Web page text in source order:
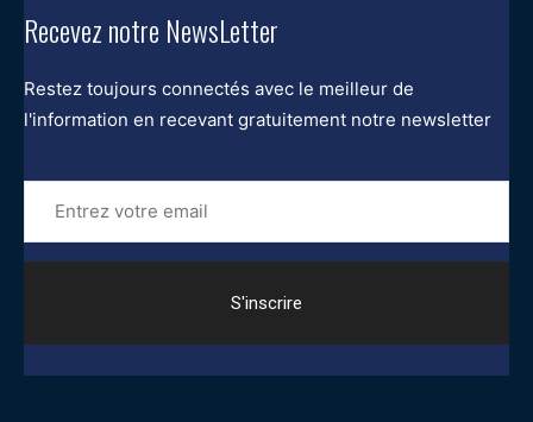
Recevez notre NewsLetter
Restez toujours connectés avec le meilleur de
l'information en recevant gratuitement notre newsletter
Entrez
votre
email